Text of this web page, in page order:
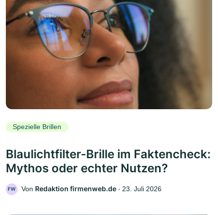
Spezielle Brillen
Blaulichtfilter-Brille im Faktencheck:
Mythos oder echter Nutzen?
FW Von Redaktion firmenweb.de ‧ 23. Juli 2026